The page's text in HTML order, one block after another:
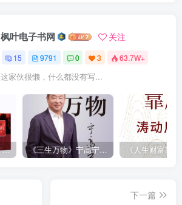
枫叶电子书网 关注
15 9791 0 3 63.7W+
这家伙很懒，什么都没有写...
《周梅森作品全集》[共30册] 《三生万物》宁高宁（epub+mobi+azw3+pdf）
下一篇